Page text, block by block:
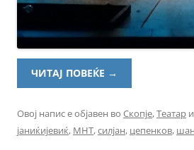
ЧИТАЈ ПОВЕЌЕ →
Овој напис е објавен во Скопје,Театар
јаниќијевиќ, МНТ,силјан, цепенков,